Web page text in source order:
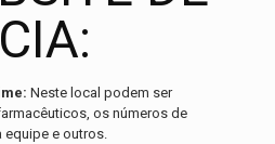
Neste local podem ser
os números de
equipe e outros.